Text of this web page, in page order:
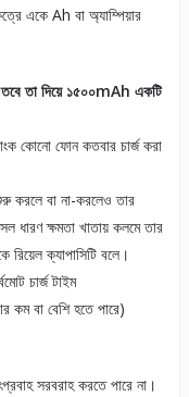
একে Ah বা অ্যাম্পিয়ার
তা দিয়ে ১৫০০mAh একটি
কোনো ফোন কতবার চার্জ করা
করলে বা না-করলেও তার
ধারণ ক্ষমতা খাতায় কলমে তার
রিয়েল ক্যাপাসিটি বলে।
চার্জ টাইম
বা বেশি হতে পারে)
সরবরাহ করতে পারে না।